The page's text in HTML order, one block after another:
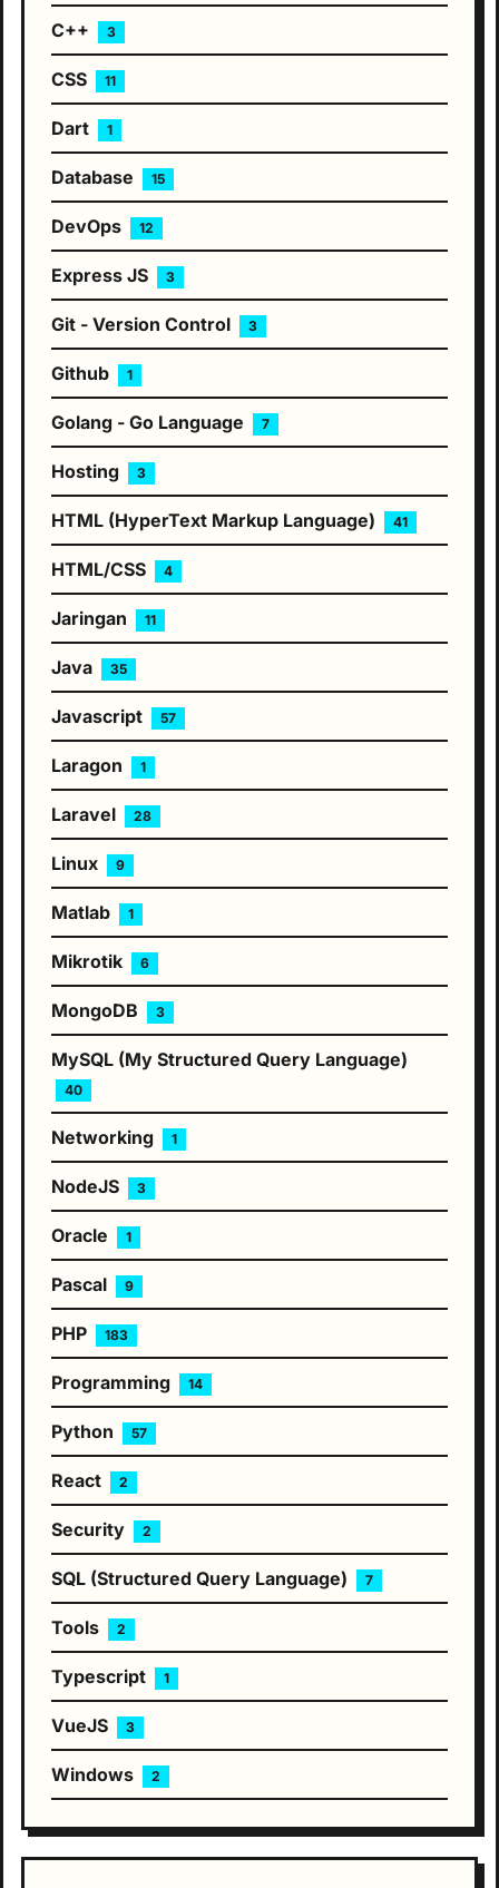
C++ 3
CSS 11
Dart 1
Database 15
DevOps 12
Express JS 3
Git - Version Control 3
Github 1
Golang - Go Language 7
Hosting 3
HTML (HyperText Markup Language) 41
HTML/CSS 4
Jaringan 11
Java 35
Javascript 57
Laragon 1
Laravel 28
Linux 9
Matlab 1
Mikrotik 6
MongoDB 3
MySQL (My Structured Query Language)
40
Networking 1
NodeJS 3
Oracle 1
Pascal 9
PHP 183
Programming 14
Python 57
React 2
Security 2
SQL (Structured Query Language) 7
Tools 2
Typescript 1
VueJS 3
Windows 2